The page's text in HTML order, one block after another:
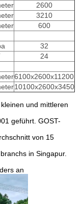
2600
3210
600
32
24
6100x2600x11200
10100x2600x3450
und mittleren
geführt. GOST-
von 15
in Singapur.
an